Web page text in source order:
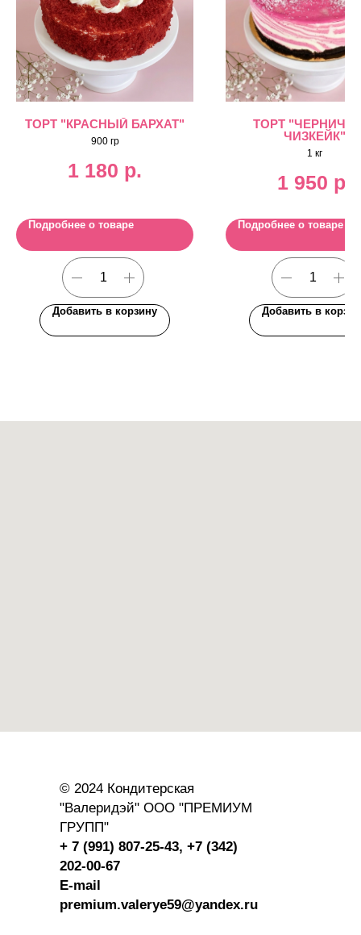
ТОРТ "КРАСНЫЙ БАРХАТ"
900 гр
1 180 р.
Подробнее о товаре
Добавить в корзину
ТОРТ
ЧИЗКЕЙК"
1 кг
1 950 р.
Подробнее о товаре
Добавить в
© 2024 Кондитерская
"Валеридэй" ООО "ПРЕМИУМ
ГРУПП"
+ 7 (991) 807-25-43, +7 (342)
202-00-67
E-mail
premium.valerye59@yandex.ru